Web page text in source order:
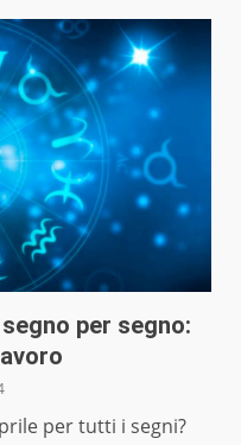
per segno:
per tutti i segni?